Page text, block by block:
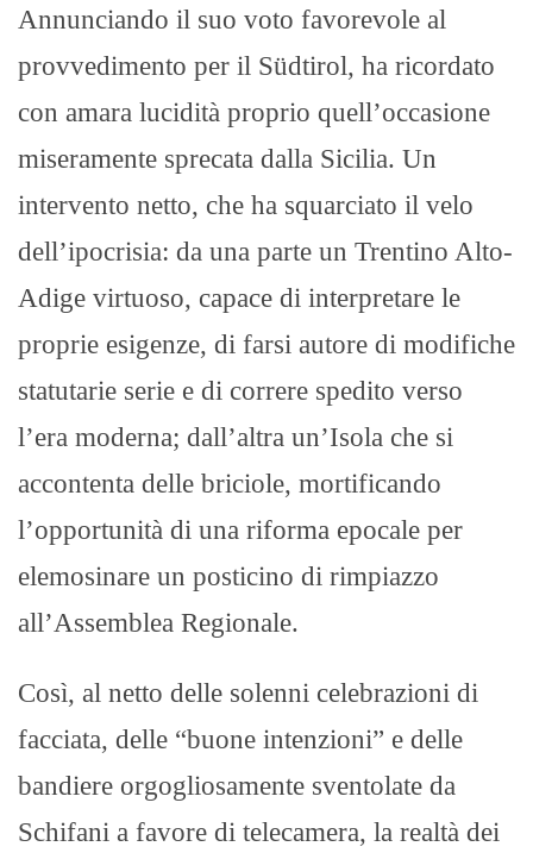
Annunciando il suo voto favorevole al
provvedimento per il Südtirol, ha ricordato
con amara lucidità proprio quell’occasione
miseramente sprecata dalla Sicilia. Un
intervento netto, che ha squarciato il velo
dell’ipocrisia: da una parte un Trentino Alto-
Adige virtuoso, capace di interpretare le
proprie esigenze, di farsi autore di modifiche
statutarie serie e di correre spedito verso
l’era moderna; dall’altra un’Isola che si
accontenta delle briciole, mortificando
l’opportunità di una riforma epocale per
elemosinare un posticino di rimpiazzo
all’Assemblea Regionale.
Così, al netto delle solenni celebrazioni di
facciata, delle “buone intenzioni” e delle
bandiere orgogliosamente sventolate da
Schifani a favore di telecamera, la realtà dei